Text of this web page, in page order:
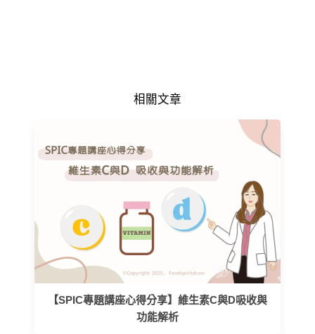
相關文章
【SPIC專題講座心得分享】維生素C與D吸收與
功能解析